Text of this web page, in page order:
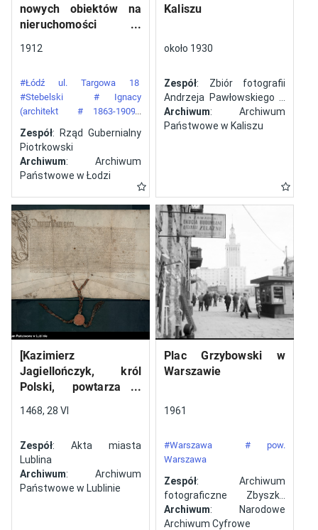
nowych obiektów na
nieruchomości
numerem 34 przy ulicy
Łodzi]
1912
#Łódź ul. Targowa 18
#Stebelski
# Ignacy
(architekt
# 1863-1909)
Zespół: Rząd Gubernialny
Piotrkowski
Archiwum: Archiwum
Państwowe w Łodzi
Kaliszu
około 1930
Zespół: Zbiór fotografii
Andrzeja Pawłowskiego z
Kalisza
Archiwum: Archiwum
Państwowe w Kaliszu
[Kazimierz
Jagiellończyk, król
Polski, powtarza i
wystawiony w Lublinie,
Jana ze Szczekocin,
starostę
1468, 28 VI
Zespół: Akta miasta
Lublina
Archiwum: Archiwum
Państwowe w Lublinie
Plac Grzybowski w
Warszawie
1961
#Warszawa
# pow.
Warszawa
Zespół: Archiwum
fotograficzne Zbyszka
Siemaszki
Archiwum: Narodowe
Archiwum Cyfrowe